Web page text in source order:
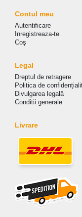
Contul meu
Autentificare
Inregistreaza-te
Coş
Legal
Dreptul de retragere
Politica de
Divulgarea legală
Conditii generale
Livrare